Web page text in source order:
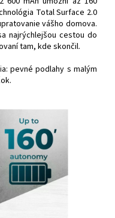
Total Surface 2.0
vášho domova.
najrýchlejšou cestou do
tam, kde skončil.
pevné podlahy s malým